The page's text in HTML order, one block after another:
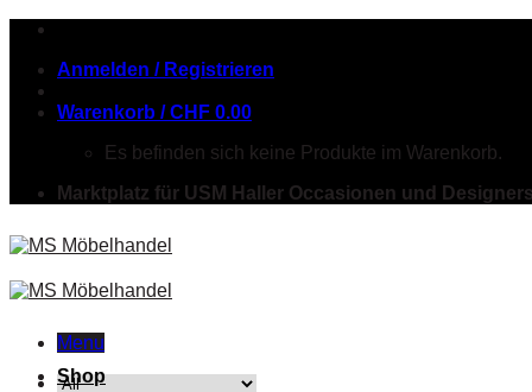
Skip
contentAnmelden / Registrieren
Warenkorb /CHF 0.00
Es befinden sich keine Produkte im Warenkorb.
Marktplatz für USM Haller Occasionen und
Menu
Shop